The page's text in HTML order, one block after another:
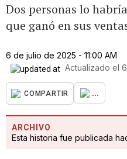
Dos personas lo
que ganó en sus
6 de julio de 2025 - 11:00 AM
Actualizado el
COMPARTIR ...
ARCHIVO
Esta historia fue publicada